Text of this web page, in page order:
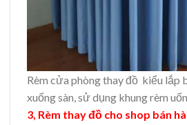
Rèm cửa phòng thay đồ kiểu lắp
xuống sàn, sử dụng khung rèm
3, Rèm thay đồ cho shop bán